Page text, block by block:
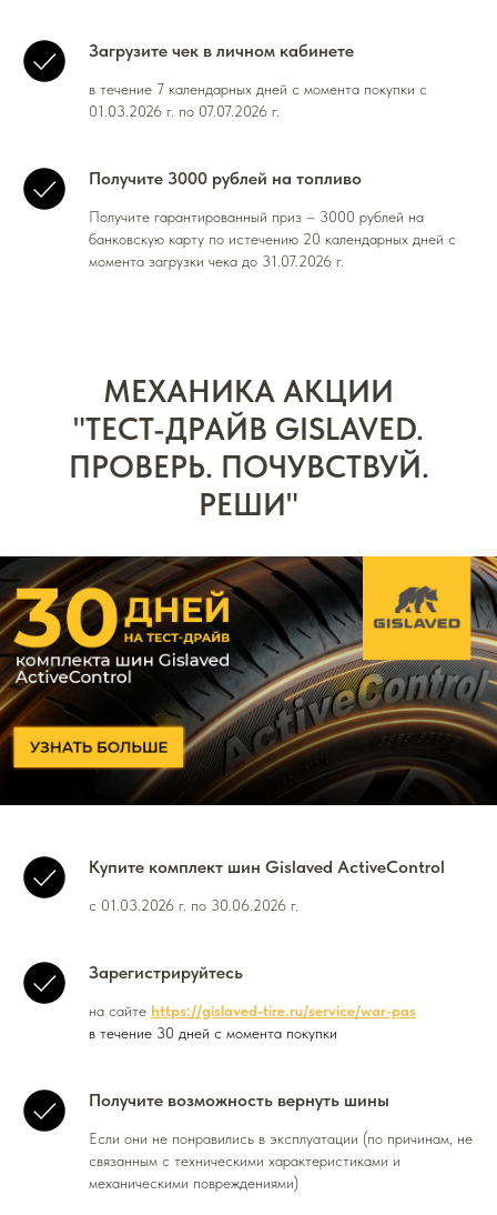
Загрузите чек в личном кабинете
в течение 7 календарных дней с момента покупки с
01.03.2026 г. по 07.07.2026 г.
Получите 3000 рублей на топливо
Получите гарантированный приз – 3000 рублей на
банковскую карту по истечению 20 календарных дней с
момента загрузки чека до 31.07.2026 г.
МЕХАНИКА АКЦИИ
"ТЕСТ-ДРАЙВ GISLAVED.
ПРОВЕРЬ. ПОЧУВСТВУЙ.
РЕШИ"
Купите комплект шин Gislaved ActiveControl
с 01.03.2026 г. по 30.06.2026 г.
Зарегистрируйтесь
на сайте https://gislaved-tire.ru/service/war-pas
в течение 30 дней с момента покупки
Получите возможность вернуть шины
Если они не понравились в эксплуатации (по причинам, не
связанным с техническими характеристиками и
механическими повреждениями)